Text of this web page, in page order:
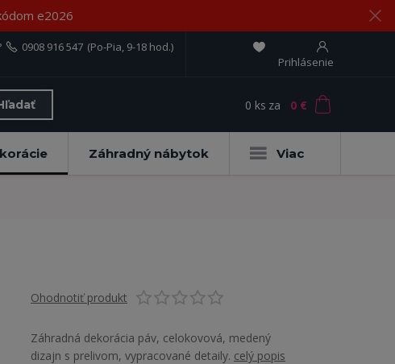
e2026
Prihlásenie
0908 916 547 (Po-Pia, 9-18 hod.)
0 ks za 0 €
Záhradný nábytok Viac
Ohodnotiť produkt
Záhradná dekorácia páv, celokovová, medený
dizajn s prelivom, vypracované detaily. celý popis